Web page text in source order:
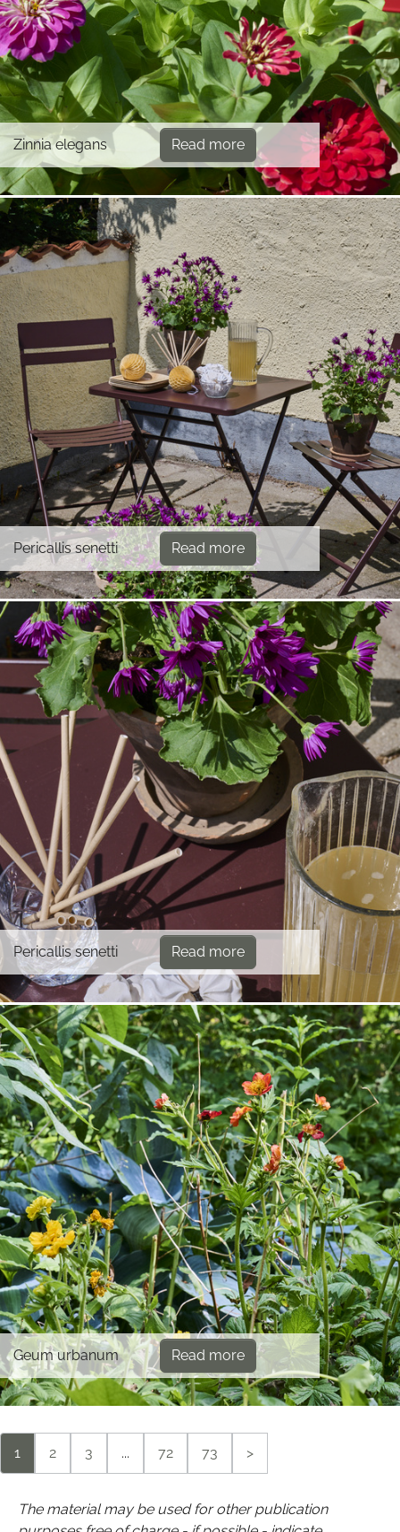
Zinnia elegans Read more
Pericallis senetti Read more
Pericallis senetti Read more
Geum urbanum Read more
1 2 3 ... 72 73 >
The material may be used for other publication